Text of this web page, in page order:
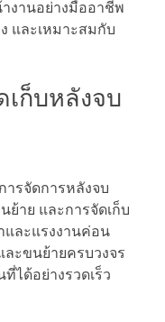
งานอย่างมืออาชีพ
และเหมาะสมกับ
ก็บหลังจบ
รจัดการหลังจบ
ย้าย และการจัดเก็บ
และแรงงานค่อน
ะขนย้ายครบวงจร
ได้อย่างรวดเร็ว